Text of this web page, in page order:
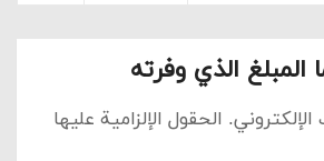
المبلغ الذي وفرته
الحقول الإلزامية عليها